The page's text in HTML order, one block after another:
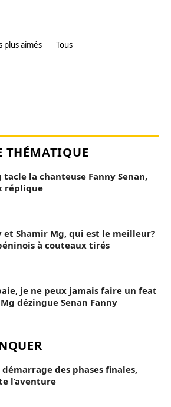
plus aimés Tous
THÉMATIQUE
la chanteuse Fanny Senan,
réplique
et Shamir Mg, qui est le meilleur?
à couteaux tirés
je ne peux jamais faire un feat
dézingue Senan Fanny
des phases finales,
l’aventure